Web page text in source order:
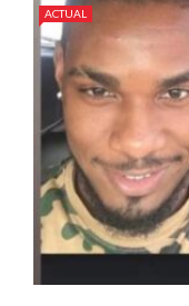
ACTUAL